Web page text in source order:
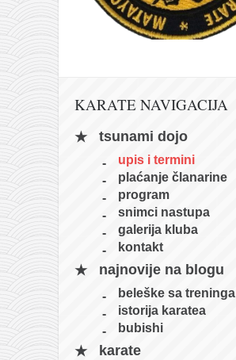
KARATE NAVIGACIJA
tsunami dojo
upis i termini
plaćanje članarine
program
snimci nastupa
galerija kluba
kontakt
najnovije na blogu
beleške sa treninga
istorija karatea
bubishi
karate